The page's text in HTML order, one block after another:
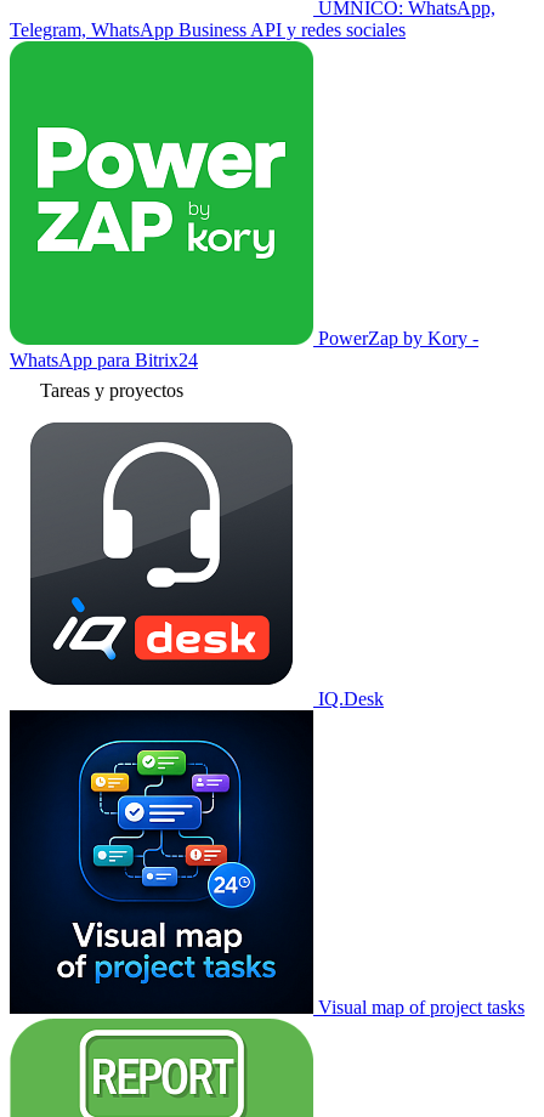
UMNICO: WhatsApp,
Telegram, WhatsApp Business API y redes sociales
PowerZap by Kory -
WhatsApp para Bitrix24
Tareas y proyectos
IQ.Desk
Visual map of project tasks